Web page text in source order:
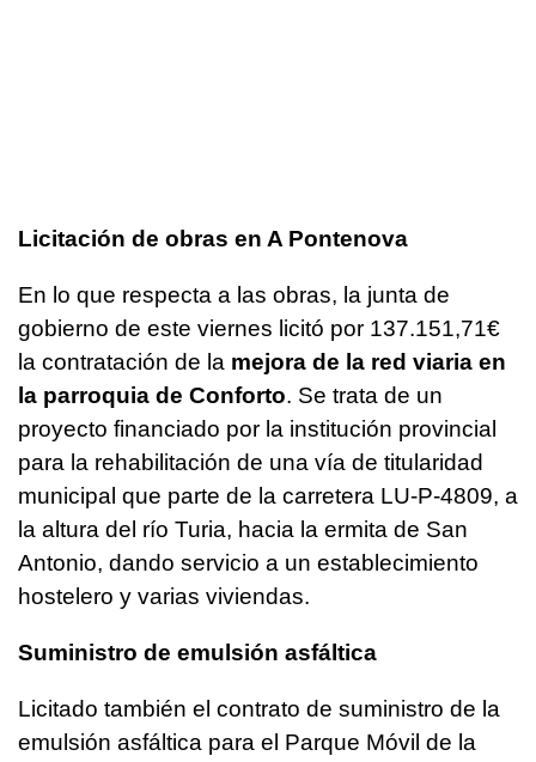
Licitación de obras en A Pontenova
En lo que respecta a las obras, la junta de
gobierno de este viernes licitó por 137.151,71€
la contratación de la mejora de la red viaria en
la parroquia de Conforto. Se trata de un
proyecto financiado por la institución provincial
para la rehabilitación de una vía de titularidad
municipal que parte de la carretera LU-P-4809, a
la altura del río Turia, hacia la ermita de San
Antonio, dando servicio a un establecimiento
hostelero y varias viviendas.
Suministro de emulsión asfáltica
Licitado también el contrato de suministro de la
emulsión asfáltica para el Parque Móvil de la